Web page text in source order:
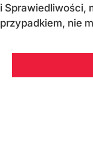
i Sprawiedliwości,
przypadkiem, nie